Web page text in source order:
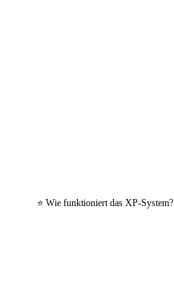
⭐ Wie funktioniert das XP-System?